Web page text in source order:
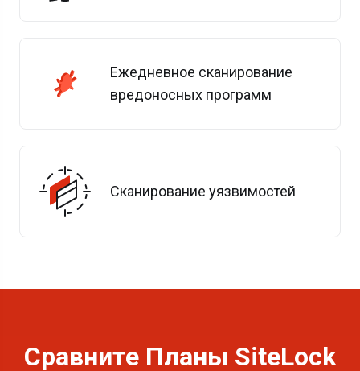
Ежедневное сканирование
вредоносных программ
Сканирование уязвимостей
Сравните Планы SiteLock